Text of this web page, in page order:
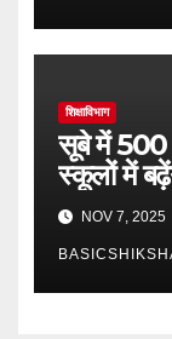
शिक्षाविभाग
सूबे में 500
स्कूलों में
NOV 7, 2025